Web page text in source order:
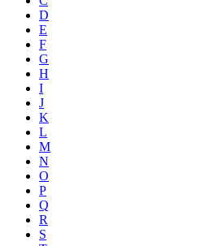
D
E
F
G
H
I
J
K
L
M
N
O
P
Q
R
S